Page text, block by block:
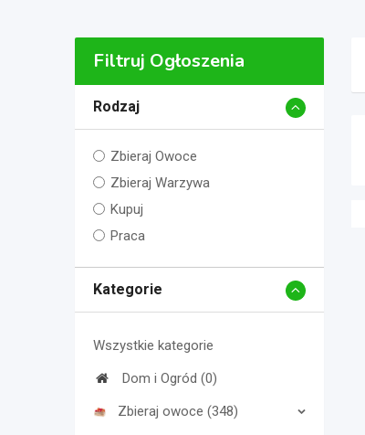
Filtruj Ogłoszenia
Rodzaj
Zbieraj Owoce
Zbieraj Warzywa
Kupuj
Praca
Kategorie
Wszystkie kategorie
Dom i Ogród (0)
Zbieraj owoce (348)